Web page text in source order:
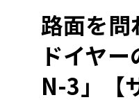
路面を問
ドイヤ
N-3」【